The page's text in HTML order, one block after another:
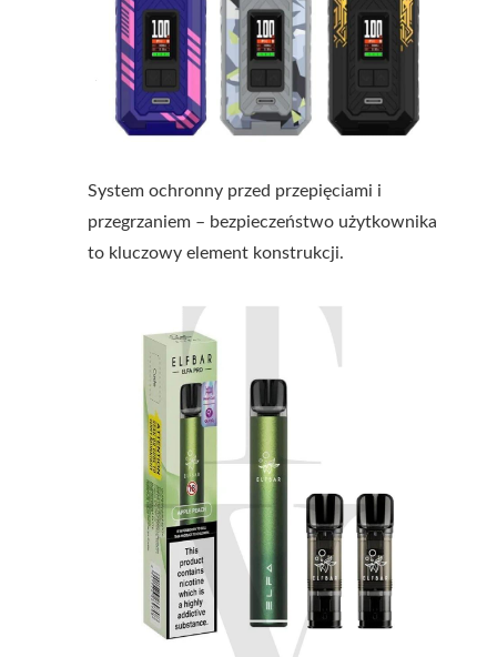
System ochronny przed przepięciami i
przegrzaniem – bezpieczeństwo użytkownika
to kluczowy element konstrukcji.